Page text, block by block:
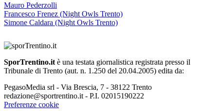
Mauro Pederzolli
Francesco Frenez (Night Owls Trento)
Simone Caldara (Night Owls Trento)
SporTrentino.it è una testata giornalistica registrata presso il
Tribunale di Trento (aut. n. 1.250 del 20.04.2005) edita da:
PegasoMedia srl - Via Brescia, 7 - 38122 Trento
redazione@sportrentino.it - P.I. 02015190222
Preferenze cookie